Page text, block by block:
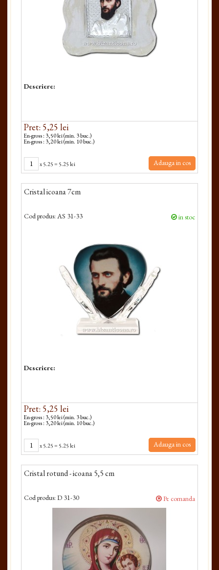
Descriere:
Pret: 5,25 lei
En-gross : 3,50 lei (min. 3 buc.)
En-gross : 3,20 lei (min. 10 buc.)
x5.25= 5.25 lei Adauga in cos
Cristal icoana 7cm
Cod produs: AS 31-33 in stoc
Descriere:
Pret: 5,25 lei
En-gross : 3,50 lei (min. 3 buc.)
En-gross : 3,20 lei (min. 10 buc.)
x5.25= 5.25 lei Adauga in cos
Cristal rotund - icoana 5,5 cm
Cod produs: D 31-30 Pe comanda